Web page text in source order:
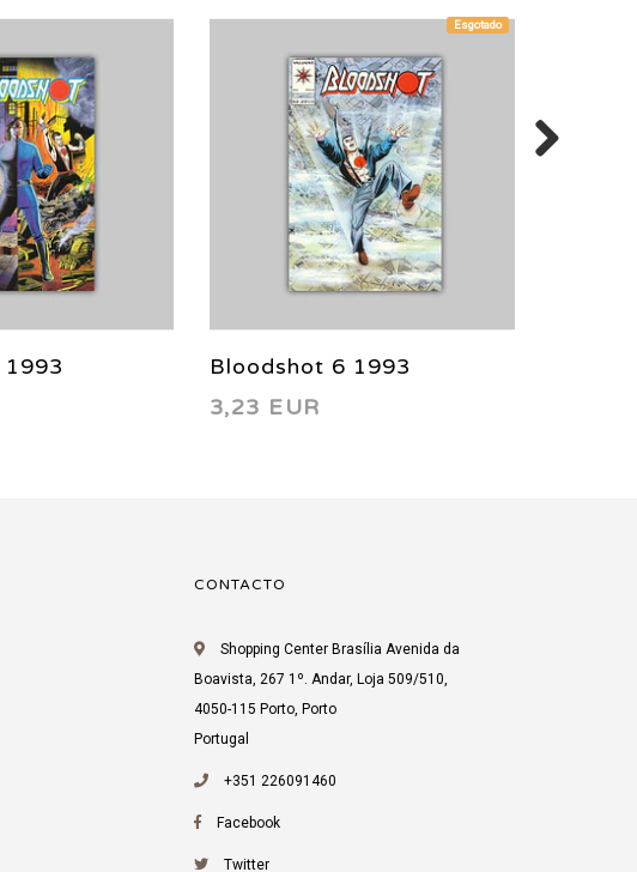
Esgotado
Bloodshot 6 1993
3,23 EUR
CONTACTO
Shopping Center Brasília Avenida da
Boavista, 267 1º. Andar, Loja 509/510,
4050-115 Porto, Porto
Portugal
+351 226091460
Facebook
Twitter